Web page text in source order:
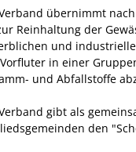
übernimmt
Reinhaltung der
und
in einer
und Abfallstoffe
gibt als
den